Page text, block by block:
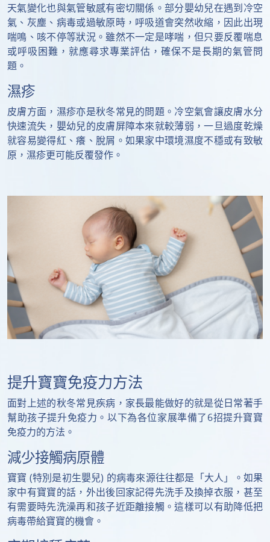
天氣變化也與氣管敏感有密切關係。部分嬰幼兒在遇到冷空
氣、灰塵、病毒或過敏原時，呼吸道會突然收縮，因此出現
喘鳴、咳不停等狀況。雖然不一定是哮喘，但只要反覆喘息
或呼吸困難，就應尋求專業評估，確保不是長期的氣管問
題。
濕疹
皮膚方面，濕疹亦是秋冬常見的問題。冷空氣會讓皮膚水分
快速流失，嬰幼兒的皮膚屏障本來就較薄弱，一旦過度乾燥
就容易變得紅、癢、脫屑。如果家中環境濕度不穩或有致敏
原，濕疹更可能反覆發作。
提升寶寶免疫力方法
面對上述的秋冬常見疾病，家長最能做好的就是從日常著手
幫助孩子提升免疫力。以下為各位家展準備了6招提升寶寶
免疫力的方法。
減少接觸病原體
寶寶 (特別是初生嬰兒) 的病毒來源往往都是「大人」。如果
家中有寶寶的話，外出後回家記得先洗手及換掉衣服，甚至
有需要時先洗澡再和孩子近距離接觸。這樣可以有助降低把
病毒帶給寶寶的機會。